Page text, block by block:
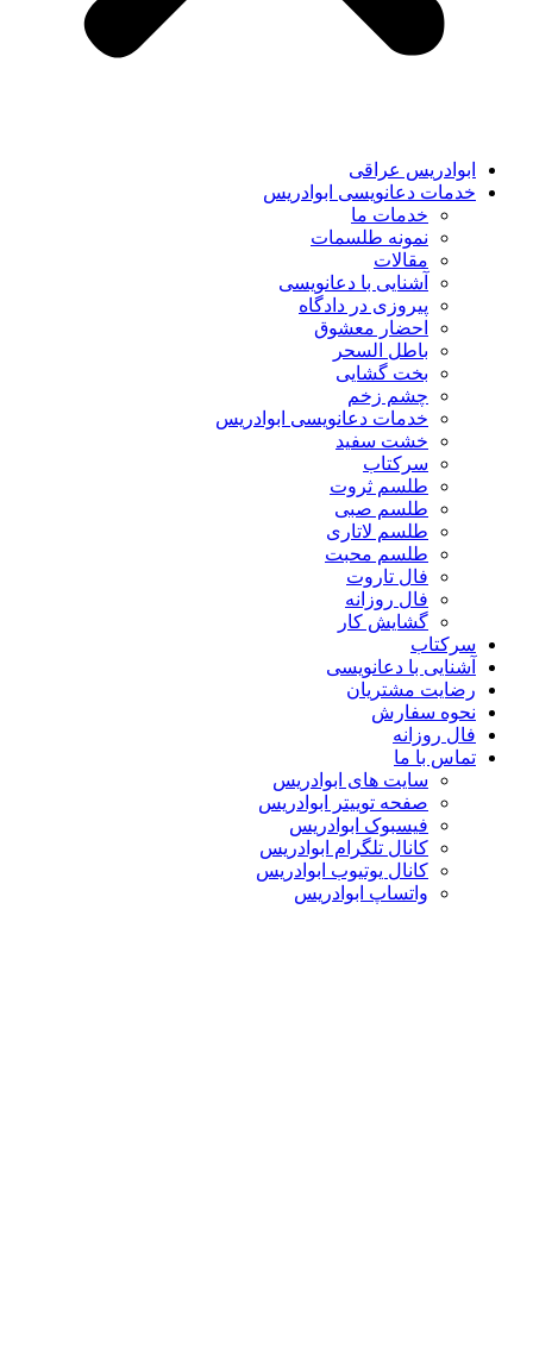
ابوادریس عراقی
خدمات دعانویسی ابوادریس
خدمات ما
نمونه طلسمات
مقالات
آشنایی با دعانویسی
پیروزی در دادگاه
احضار معشوق
باطل السحر
بخت گشایی
چشم زخم
خدمات دعانویسی ابوادریس
خشت سفید
سرکتاب
طلسم ثروت
طلسم صبی
طلسم لاتاری
طلسم محبت
فال تاروت
فال روزانه
گشایش کار
سرکتاب
آشنایی با دعانویسی
رضایت مشتریان
نحوه سفارش
فال روزانه
تماس با ما
سایت های ابوادریس
صفحه توییتر ابوادریس
فیسبوک ابوادریس
کانال تلگرام ابوادریس
کانال یوتیوب ابوادریس
واتساپ ابوادریس